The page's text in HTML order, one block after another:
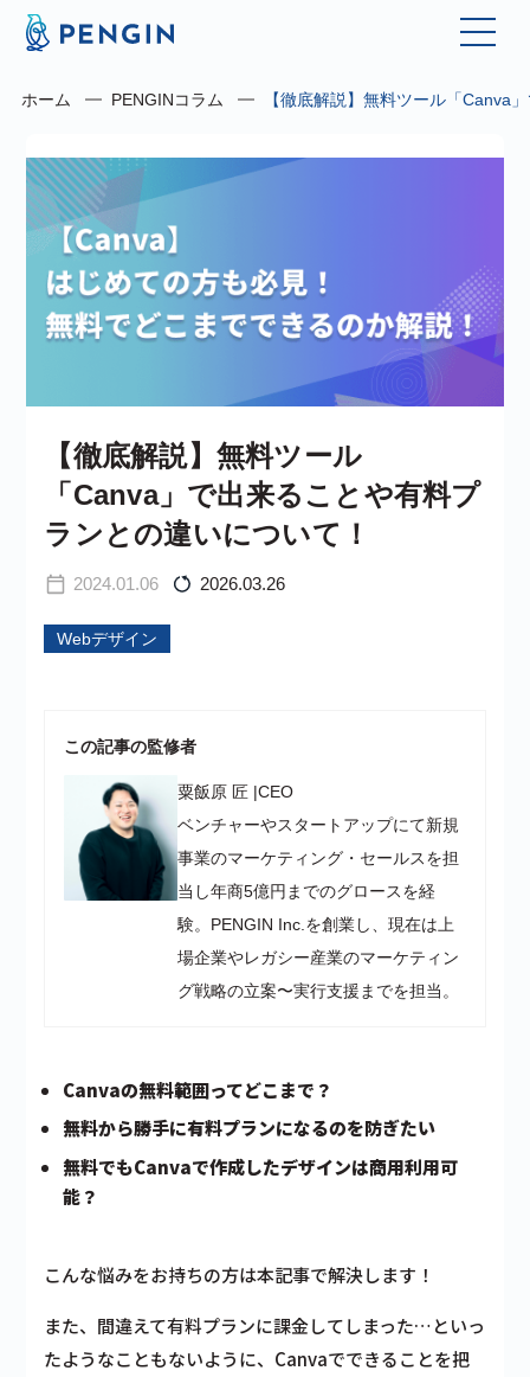
ホーム PENGINコラム 【徹底解説】無料ツール「Canva
2024.01.06 2026.03.26
Webデザイン
【徹底解説】無料ツール
「Canva」で出来ることや有料プ
ランとの違いについて！
この記事の監修者
粟飯原 匠 |CEO
ベンチャーやスタートアップにて新規
事業のマーケティング・セールスを担
当し年商5億円までのグロースを経
験。PENGIN Inc.を創業し、現在は上
場企業やレガシー産業のマーケティン
グ戦略の立案〜実行支援までを担当。
Canvaの無料範囲ってどこまで？
無料から勝手に有料プランになるのを防ぎたい
無料でもCanvaで作成したデザインは商用利用可
能？
こんな悩みをお持ちの方は本記事で解決します！
また、間違えて有料プランに課金してしまった…といっ
たようなこともないように、Canvaでできることを把